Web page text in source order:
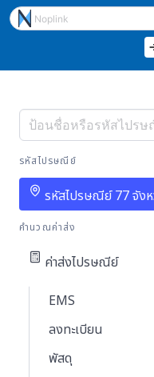
รหัสไปรษณีย์
รหัสไปรษณีย์ 77 จัง
คำนวณค่าส่ง
ค่าส่งไปรษณีย์
EMS
ลงทะเบียน
พัสดุ